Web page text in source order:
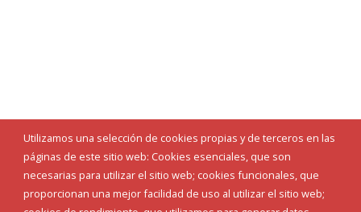
Utilizamos una selección de cookies propias y de terceros en las
páginas de este sitio web: Cookies esenciales, que son
necesarias para utilizar el sitio web; cookies funcionales, que
proporcionan una mejor facilidad de uso al utilizar el sitio web;